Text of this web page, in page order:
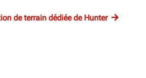
de terrain dédiée de Hunter